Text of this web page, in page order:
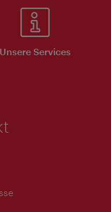
Unsere Services